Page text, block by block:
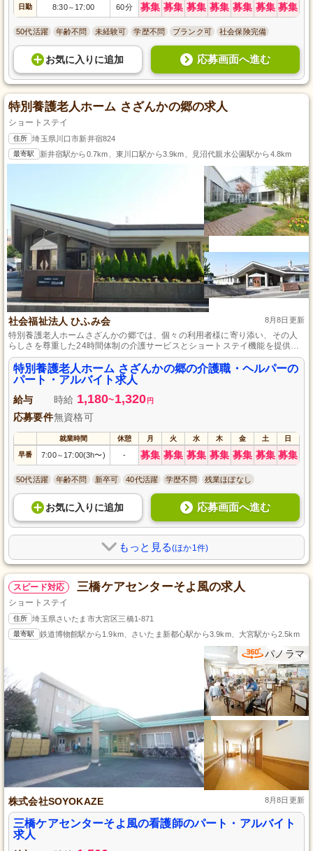
日勤 8:30～ 17:00 60分 募集 募集 募集 募集 募集 募集 募集
50代活躍 年齢不問 未経験可 学歴不問 ブランク可 社会保険完備
お気に入り に追加 応募画面へ進む
特別養護老人ホーム さざんかの郷の求人
ショートステイ
住所 埼玉県川口市新井宿824
最寄駅 新井宿駅から0.7km、東川口駅から3.9km、見沼代親水公園駅から4.8km
社会福祉法人 ひふみ会 8月8日更新
特別養護老人ホームさざんかの郷では、個々の利用者様に寄り添い、その人
らしさを尊重した24時間体制の介護サービスとショートステイ機能を提供し
ており、その明るく温かな環境でたくさんの笑顔を生み出しています。
特別養護老人ホーム さざんかの郷の介護職・ヘルパーの
パート・アルバイト求人
給与 時給 1,180~1,320 円
応募要件無資格可
就業時間 休憩 月 火 水 木 金 土 日
早番 7:00～ 17:00(3h〜) - 募集 募集 募集 募集 募集 募集 募集
50代活躍 年齢不問 新卒可 40代活躍 学歴不問 残業ほぼなし
お気に入り に追加 応募画面へ進む
もっと見る(ほか1件)
スピード対応 三橋ケアセンターそよ風の求人
ショートステイ
住所 埼玉県さいたま市大宮区三橋1-871
最寄駅 鉄道博物館駅から1.9km、さいたま新都心駅から3.9km、大宮駅から2.5km
パノラマ
株式会社SOYOKAZE 8月8日更新
三橋ケアセンターそよ風の看護師のパート・アルバイト
求人